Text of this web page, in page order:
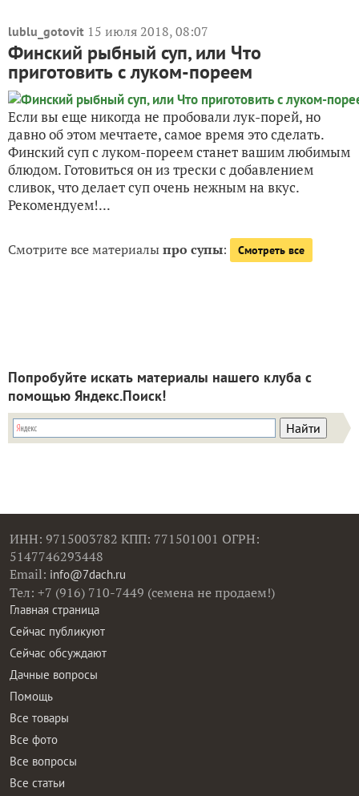
lublu_gotovit 15 июля 2018, 08:07
Финский рыбный суп, или Что
приготовить с луком-пореем
Если вы еще никогда не пробовали лук-порей, но
давно об этом мечтаете, самое время это сделать.
Финский суп с луком-пореем станет вашим любимым
блюдом. Готовиться он из трески с добавлением
сливок, что делает суп очень нежным на вкус.
Рекомендуем!...
Смотрите все материалыпро супы: Смотреть все
Попробуйте искать материалы нашего клуба с
помощью Яндекс.Поиск!
ИНН: 9715003782 КПП: 771501001 ОГРН:
5147746293448
Email: info@7dach.ru
Тел: +7 (916) 710-7449 (семена не продаем!)
Главная страница
Сейчас публикуют
Сейчас обсуждают
Дачные вопросы
Помощь
Все товары
Все фото
Все вопросы
Все статьи